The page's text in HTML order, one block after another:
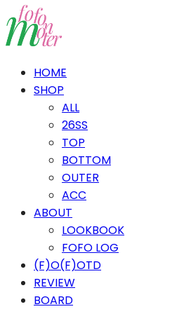
HOME
SHOP
ALL
26SS
TOP
BOTTOM
OUTER
ACC
ABOUT
LOOKBOOK
FOFO LOG
(F)O(F)OTD
REVIEW
BOARD